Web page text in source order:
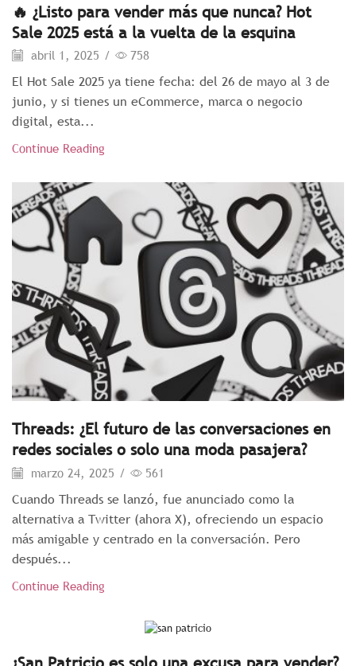
🔥 ¿Listo para vender más que nunca? Hot
Sale 2025 está a la vuelta de la esquina
abril 1, 2025 / 758
El Hot Sale 2025 ya tiene fecha: del 26 de mayo al 3 de
junio, y si tienes un eCommerce, marca o negocio
digital, esta...
Continue Reading
Threads: ¿El futuro de las conversaciones en
redes sociales o solo una moda pasajera?
marzo 24, 2025 / 561
Cuando Threads se lanzó, fue anunciado como la
alternativa a Twitter (ahora X), ofreciendo un espacio
más amigable y centrado en la conversación. Pero
después...
Continue Reading